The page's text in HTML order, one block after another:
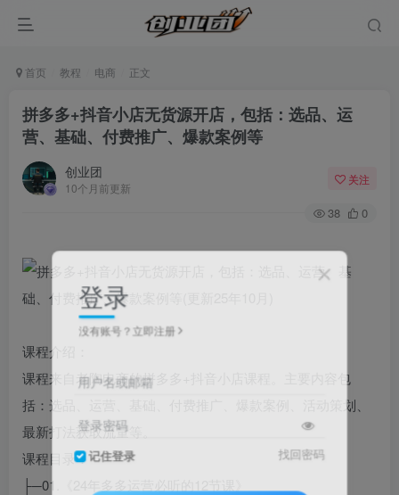
首页 教程 电商 正文
拼多多+抖音小店无货源开店，包括：选品、运
营、基础、付费推广、爆款案例等
创业团
10个月前更新
关注
38 0
课程介绍：
课程来自老陶电商的拼多多+抖音小店课程。主要内容包
括：选品、运营、基础、付费推广、爆款案例、活动策划、
最新打法获取流量等。
课程目录：
├─01.《24年多多运营必听的12节课》
登录
没有账号？立即注册
用户名或邮箱
登录密码
记住登录 找回密码